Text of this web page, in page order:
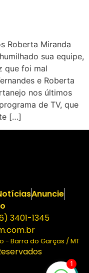
Roberta Miranda
sua equipe,
que foi mal
e Roberta
nos últimos
de TV, que
[…]
Anuncie
3401-1345
- Barra do Garças / MT
1